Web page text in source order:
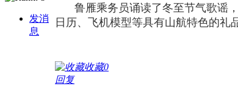
发消
息
鲁雁乘务员诵读了冬至节气歌谣
日历、飞机模型等具有山航特色的礼
收藏0
回复